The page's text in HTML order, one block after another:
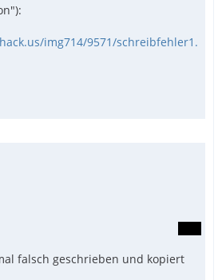
img714/9571/schreibfehler1.
falsch geschrieben und kopiert